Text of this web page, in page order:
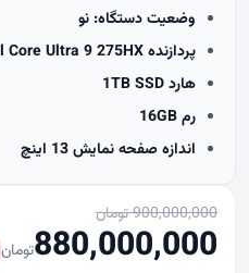
وضعیت دستگاه: نو
پردازنده Intel Core Ultra 9 275HX
هارد 1TB SSD
رم 16GB
اندازه صفحه نمایش 13 اینچ
900,000,000 تومان
880,000,000تومان